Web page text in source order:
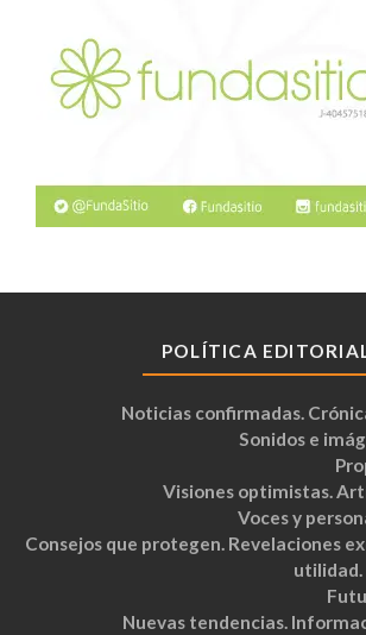
POLÍTICA
Noticias confirmadas.
Sonidos e
Visiones optimistas.
Voces y
Consejos que protegen. Revelaciones
utilidad.
Nuevas tendencias.